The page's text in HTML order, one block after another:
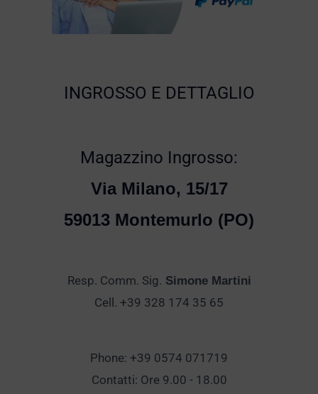
INGROSSO E DETTAGLIO
Magazzino Ingrosso:
Via Milano, 15/17
59013 Montemurlo (PO)
Resp. Comm. Sig. Simone Martini
Cell. +39 328 174 35 65
Phone: +39 0574 071719
Contatti: Ore 9.00 - 18.00